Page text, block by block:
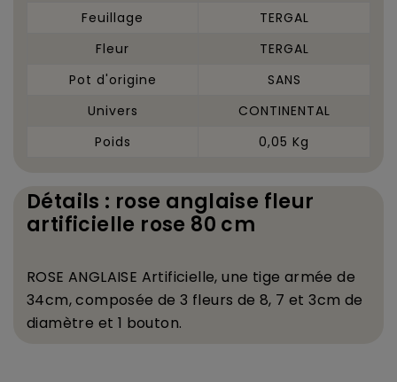
Feuillage
TERGAL
Fleur
TERGAL
Pot d'origine
SANS
Univers
CONTINENTAL
Poids
0,05 Kg
Détails : rose anglaise fleur
artificielle rose 80 cm
ROSE ANGLAISE Artificielle, une tige armée de
34cm, composée de 3 fleurs de 8, 7 et 3cm de
diamètre et 1 bouton.